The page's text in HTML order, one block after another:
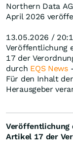
Northern Data
April 2026
13.05.2026 /
Veröffentlichung
17 der
durch EQS News-
Für den Inhalt
Herausgeber
Veröffentlichung
Artikel 17 der